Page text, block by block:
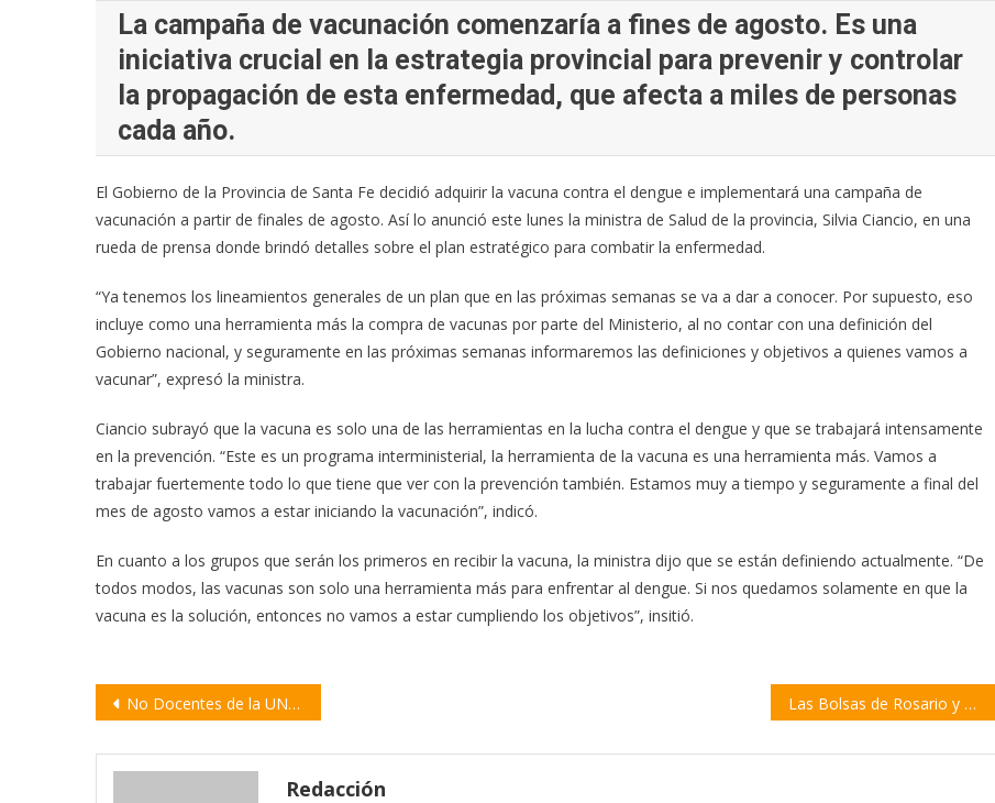
La campaña de vacunación comenzaría a fines de agosto. Es una
iniciativa crucial en la estrategia provincial para prevenir y controlar
la propagación de esta enfermedad, que afecta a miles de personas
cada año.
El Gobierno de la Provincia de Santa Fe decidió adquirir la vacuna contra el dengue e implementará una campaña de
vacunación a partir de finales de agosto. Así lo anunció este lunes la ministra de Salud de la provincia, Silvia Ciancio, en una
rueda de prensa donde brindó detalles sobre el plan estratégico para combatir la enfermedad.
“Ya tenemos los lineamientos generales de un plan que en las próximas semanas se va a dar a conocer. Por supuesto, eso
incluye como una herramienta más la compra de vacunas por parte del Ministerio, al no contar con una definición del
Gobierno nacional, y seguramente en las próximas semanas informaremos las definiciones y objetivos a quienes vamos a
vacunar”, expresó la ministra.
Ciancio subrayó que la vacuna es solo una de las herramientas en la lucha contra el dengue y que se trabajará intensamente
en la prevención. “Este es un programa interministerial, la herramienta de la vacuna es una herramienta más. Vamos a
trabajar fuertemente todo lo que tiene que ver con la prevención también. Estamos muy a tiempo y seguramente a final del
mes de agosto vamos a estar iniciando la vacunación”, indicó.
En cuanto a los grupos que serán los primeros en recibir la vacuna, la ministra dijo que se están definiendo actualmente. “De
todos modos, las vacunas son solo una herramienta más para enfrentar al dengue. Si nos quedamos solamente en que la
vacuna es la solución, entonces no vamos a estar cumpliendo los objetivos”, insitió.
Navegación
entradas
No Docentes de la UNR rechazaron el aumento salarial decretado por el Gobierno nacional Las Bolsas de Rosario y Santa Fe lanzarán un indicador que promete «anticipar el ciclo económico»
Redacción